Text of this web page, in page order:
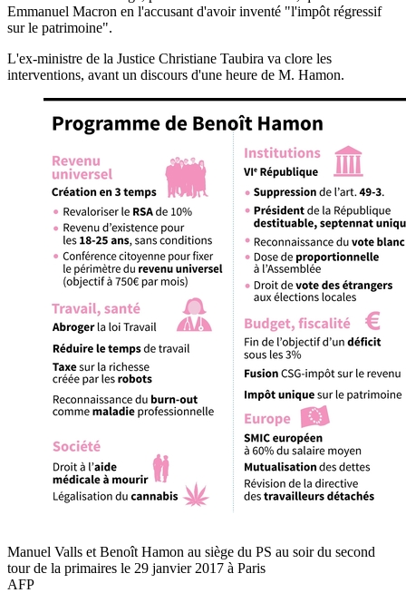
Emmanuel Macron en l'accusant d'avoir inventé "l'impôt régressif
sur le patrimoine".
L'ex-ministre de la Justice Christiane Taubira va clore les
interventions, avant un discours d'une heure de M. Hamon.
Manuel Valls et Benoît Hamon au siège du PS au soir du second
tour de la primaires le 29 janvier 2017 à Paris
AFP